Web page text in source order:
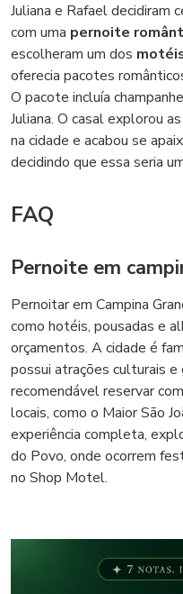
Juliana e Rafael decidiram
com uma pernoite
escolheram um dos
oferecia pacotes
O pacote incluía
Juliana. O casal explorou
na cidade e acabou se
decidindo que essa seria
FAQ
Pernoite em
Pernoitar em Campina
como hotéis, pousadas e
orçamentos. A cidade é
possui atrações culturais
recomendável reservar
locais, como o Maior São
experiência completa,
do Povo, onde ocorrem
no Shop Motel.